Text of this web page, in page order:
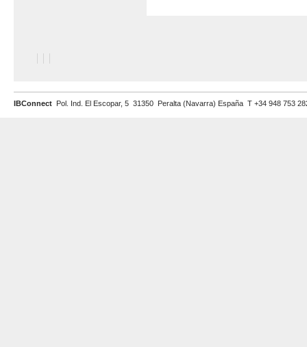
IBConnect Pol. Ind. El Escopar, 5 31350 Peralta (Navarra) España T +34 948 753